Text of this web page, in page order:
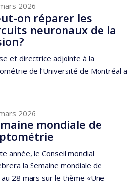
2026
on réparer les
neuronaux de la
et directrice adjointe à la
de l’Université de Montréal a
2026
mondiale de
année, le Conseil mondial
la Semaine mondiale de
28 mars sur le thème «Une